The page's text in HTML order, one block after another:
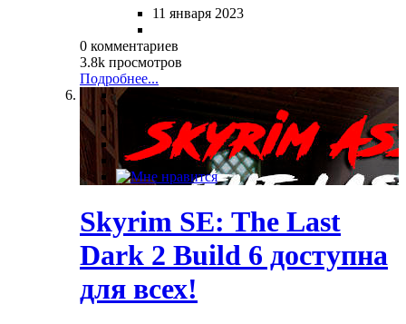
11 января 2023
0 комментариев
3.8k просмотров
Подробнее...
Skyrim SE: The Last
Dark 2 Build 6 доступна
для всех!